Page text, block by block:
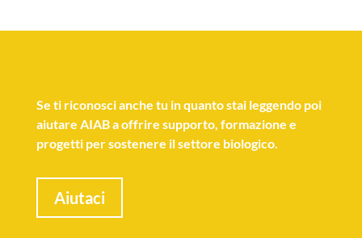
Se ti riconosci anche tu in quanto stai leggendo poi
aiutare AIAB a offrire supporto, formazione e
progetti per sostenere il settore biologico.
Aiutaci